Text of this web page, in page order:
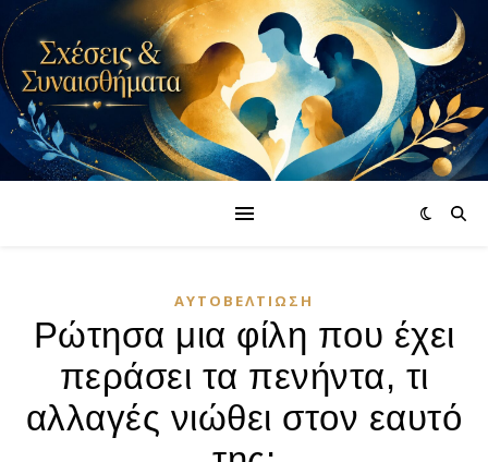
ΑΥΤΟΒΕΛΤΊΩΣΗ
Ρώτησα μια φίλη που έχει
περάσει τα πενήντα, τι
αλλαγές νιώθει στον εαυτό